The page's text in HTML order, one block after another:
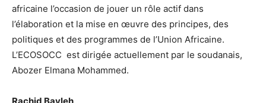
africaine l’occasion de jouer un rôle actif dans
l’élaboration et la mise en œuvre des principes, des
politiques et des programmes de l’Union Africaine.
L’ECOSOCC est dirigée actuellement par le soudanais,
Abozer Elmana Mohammed.